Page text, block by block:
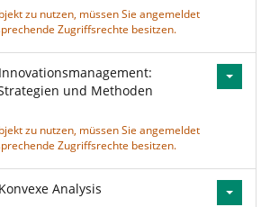
zu nutzen, müssen Sie angemeldet
Zugriffsrechte besitzen.
und Methoden
zu nutzen, müssen Sie angemeldet
Zugriffsrechte besitzen.
Analysis